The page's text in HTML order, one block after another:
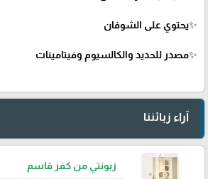
✨يحتوي على الشوفان
✨مصدر للحديد والكالسيوم وفيتامينات
آراء زبائننا
زبونتي من كفر قاسم